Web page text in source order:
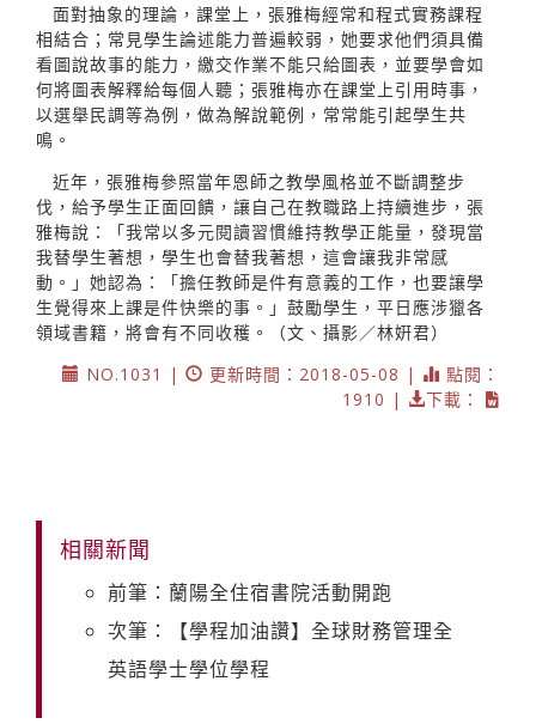
面對抽象的理論，課堂上，張雅梅經常和程式實務課程
相結合；常見學生論述能力普遍較弱，她要求他們須具備
看圖說故事的能力，繳交作業不能只給圖表，並要學會如
何將圖表解釋給每個人聽；張雅梅亦在課堂上引用時事，
以選舉民調等為例，做為解說範例，常常能引起學生共
鳴。
近年，張雅梅參照當年恩師之教學風格並不斷調整步
伐，給予學生正面回饋，讓自己在教職路上持續進步，張
雅梅說：「我常以多元閱讀習慣維持教學正能量，發現當
我替學生著想，學生也會替我著想，這會讓我非常感
動。」她認為：「擔任教師是件有意義的工作，也要讓學
生覺得來上課是件快樂的事。」鼓勵學生，平日應涉獵各
領域書籍，將會有不同收穫。（文、攝影／林姸君）
NO.1031 |
更新時間：2018-05-08 |
點閱：
1910 |
下載：
相關新聞
前筆：蘭陽全住宿書院活動開跑
次筆：【學程加油讚】全球財務管理全
英語學士學位學程